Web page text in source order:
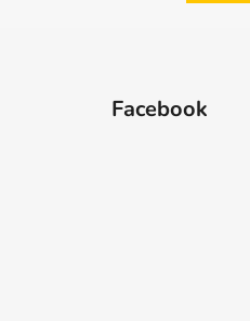
Facebook